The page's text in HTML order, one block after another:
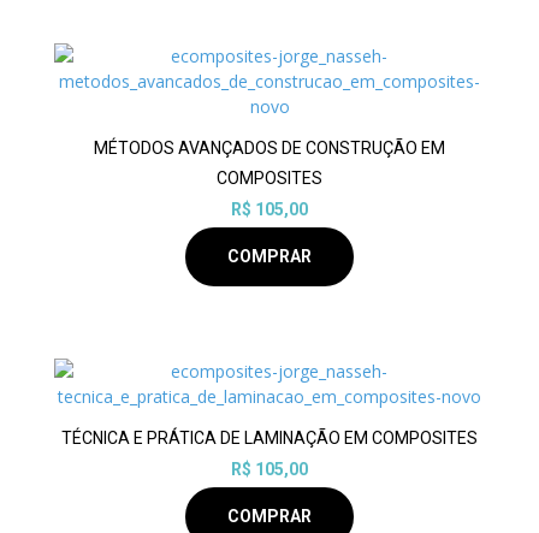
MÉTODOS AVANÇADOS DE CONSTRUÇÃO EM
COMPOSITES
R$ 105,00
COMPRAR
TÉCNICA E PRÁTICA DE LAMINAÇÃO EM COMPOSITES
R$ 105,00
COMPRAR